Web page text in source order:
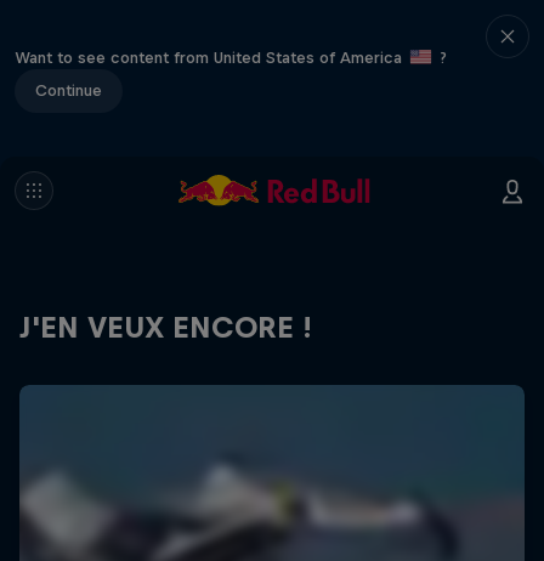
Want to see content from United States of America
?
Continue
J'EN VEUX ENCORE !